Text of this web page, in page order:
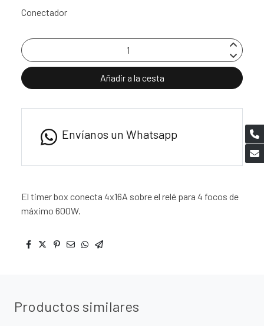
Conectador
Añadir a la cesta
Envíanos un Whatsapp
El timer box conecta 4x16A sobre el relé para 4 focos de
máximo 600W.
Productos similares